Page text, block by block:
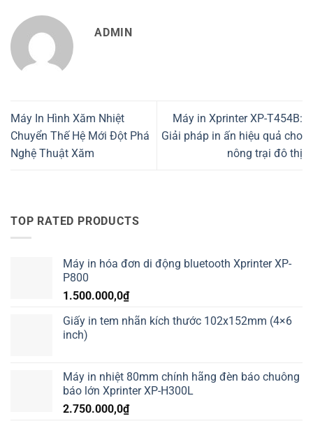
ADMIN
Máy In Hình Xăm Nhiệt
Chuyển Thế Hệ Mới Đột Phá
Nghệ Thuật Xăm
Máy in Xprinter XP-T454B:
Giải pháp in ấn hiệu quả cho
nông trại đô thị
TOP RATED PRODUCTS
Máy in hóa đơn di động bluetooth Xprinter XP-
P800
1.500.000,0₫
Giấy in tem nhãn kích thước 102x152mm (4×6
inch)
Máy in nhiệt 80mm chính hãng đèn báo chuông
báo lớn Xprinter XP-H300L
2.750.000,0₫